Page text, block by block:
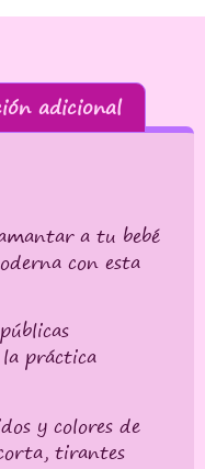
adicional
a tu bebé
con esta
práctica
y colores de
tirantes